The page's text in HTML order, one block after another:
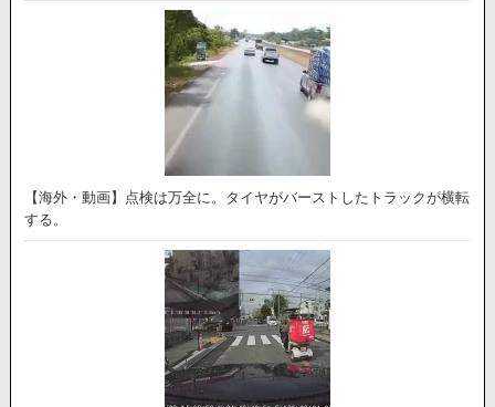
【海外・動画】点検は万全に。タイヤがバーストしたトラックが横転
する。